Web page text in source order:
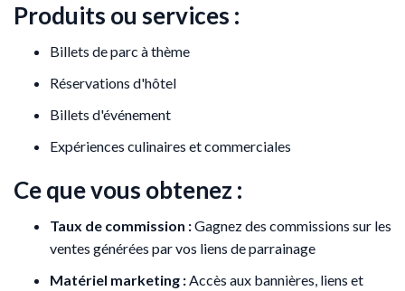
Produits ou services :
Billets de parc à thème
Réservations d'hôtel
Billets d'événement
Expériences culinaires et commerciales
Ce que vous obtenez :
Taux de commission :Gagnez des commissions sur les
ventes générées par vos liens de parrainage
Matériel marketing :Accès aux bannières, liens et